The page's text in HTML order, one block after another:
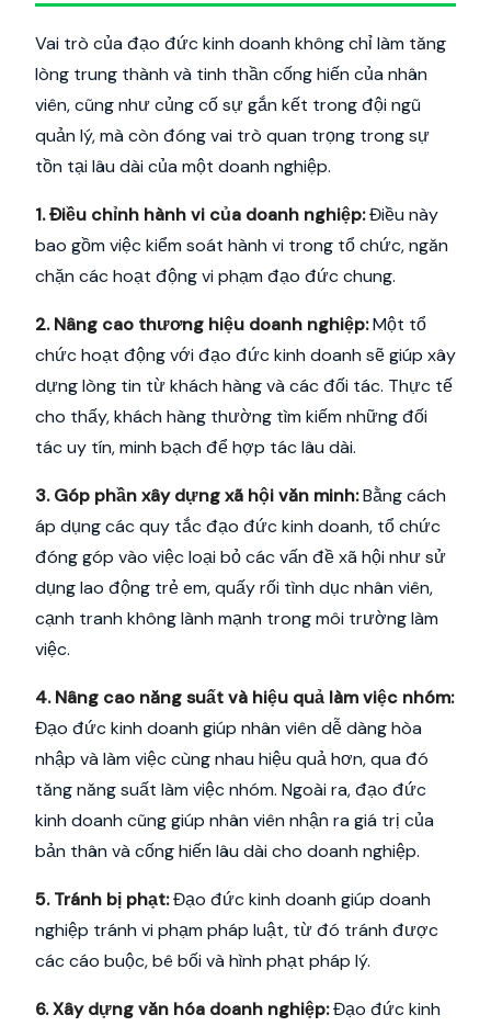
Vai trò của đạo đức kinh doanh không chỉ làm tăng
lòng trung thành và tinh thần cống hiến của nhân
viên, cũng như củng cố sự gắn kết trong đội ngũ
quản lý, mà còn đóng vai trò quan trọng trong sự
tồn tại lâu dài của một doanh nghiệp.
1. Điều chỉnh hành vi của doanh nghiệp:Điều này
bao gồm việc kiểm soát hành vi trong tổ chức, ngăn
chặn các hoạt động vi phạm đạo đức chung.
2. Nâng cao thương hiệu doanh nghiệp:Một tổ
chức hoạt động với đạo đức kinh doanh sẽ giúp xây
dựng lòng tin từ khách hàng và các đối tác. Thực tế
cho thấy, khách hàng thường tìm kiếm những đối
tác uy tín, minh bạch để hợp tác lâu dài.
3. Góp phần xây dựng xã hội văn minh:Bằng cách
áp dụng các quy tắc đạo đức kinh doanh, tổ chức
đóng góp vào việc loại bỏ các vấn đề xã hội như sử
dụng lao động trẻ em, quấy rối tình dục nhân viên,
cạnh tranh không lành mạnh trong môi trường làm
việc.
4. Nâng cao năng suất và hiệu quả làm việc nhóm:
Đạo đức kinh doanh giúp nhân viên dễ dàng hòa
nhập và làm việc cùng nhau hiệu quả hơn, qua đó
tăng năng suất làm việc nhóm. Ngoài ra, đạo đức
kinh doanh cũng giúp nhân viên nhận ra giá trị của
bản thân và cống hiến lâu dài cho doanh nghiệp.
5. Tránh bị phạt:Đạo đức kinh doanh giúp doanh
nghiệp tránh vi phạm pháp luật, từ đó tránh được
các cáo buộc, bê bối và hình phạt pháp lý.
6. Xây dựng văn hóa doanh nghiệp:Đạo đức kinh